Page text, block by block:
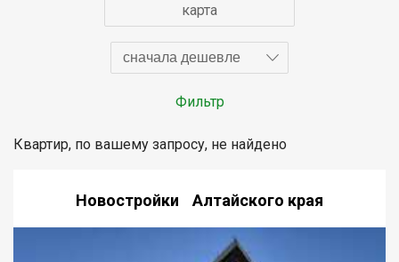
карта
сначала дешевле
Фильтр
Квартир, по вашему запросу, не найдено
Новостройки Алтайского края